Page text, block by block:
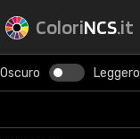
ColoriNCS.it
Oscuro Leggero